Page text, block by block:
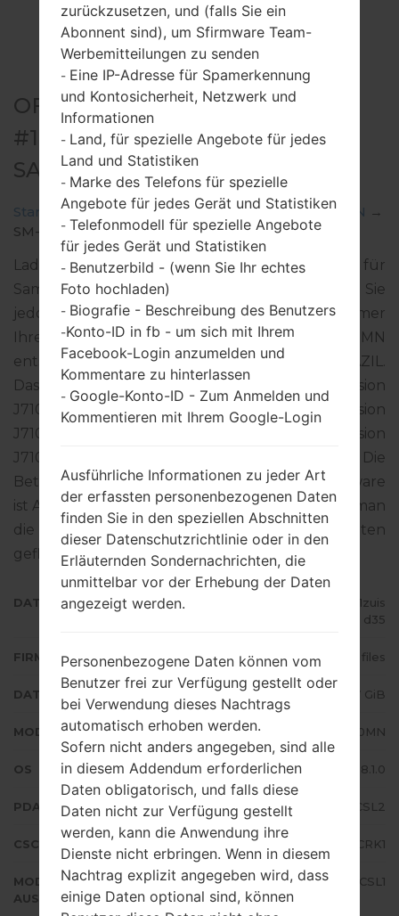
OFFIZIELLER FIRMWARE
#123608 FÜR SM-J710MN -
SAMSUNGGALAXY J7 2016
Startseite →Galaxy J7 2016 →SamsungSM-J710MN →
SM-J710MN_1_20191221015915_jj1zuisd35.zip
Laden Sie das neueste Firmware-Update für
Samsung Galaxy J7 2016 herunter. Vergessen Sie
jedoch nicht zu überprüfen, ob die Modellnummer
Ihres Smartphones dem angegebenen SM-J710MN
entspricht. Der Firmware-Code ZTO ist für BRAZIL.
Das Produkt wird mit der PDA-Version
J710MNVJS4CSL2 und CSC-Version
J710MNZTO4CRK1, MODEM-Version
J710MNUBS4CSL1 geliefert. Die
Betriebssystemversion der angegebenen Firmware
ist Android Oreo 8.1.0. Detalierte Anleitung, wie man
die Standart - Firmware auf Samsung-Geräten
geflascht wird, gibt es hier
DATEINAME
SM-J710MN_1_20191221015915_jj1zuis
d35
FIRMWARE TYP 4 files
DATEIGRÖSSE 1.57 GiB
MODELL Samsung SM-J710MN
OS Android Oreo 8.1.0
PDA/AP AUSFÜHRUNG J710MNVJS4CSL2
CSC AUSFÜHRUNG J710MNZTO4CRK1
MODEM/CP
AUSFÜHRUNG
J710MNUBS4CSL1
zurückzusetzen, und (falls Sie ein
Abonnent sind), um Sfirmware Team-
Werbemitteilungen zu senden
- Eine IP-Adresse für Spamerkennung
und Kontosicherheit, Netzwerk und
Informationen
- Land, für spezielle Angebote für jedes
Land und Statistiken
- Marke des Telefons für spezielle
Angebote für jedes Gerät und Statistiken
- Telefonmodell für spezielle Angebote
für jedes Gerät und Statistiken
- Benutzerbild - (wenn Sie Ihr echtes
Foto hochladen)
- Biografie - Beschreibung des Benutzers
-Konto-ID in fb - um sich mit Ihrem
Facebook-Login anzumelden und
Kommentare zu hinterlassen
- Google-Konto-ID - Zum Anmelden und
Kommentieren mit Ihrem Google-Login
Ausführliche Informationen zu jeder Art
der erfassten personenbezogenen Daten
finden Sie in den speziellen Abschnitten
dieser Datenschutzrichtlinie oder in den
Erläuternden Sondernachrichten, die
unmittelbar vor der Erhebung der Daten
angezeigt werden.
Personenbezogene Daten können vom
Benutzer frei zur Verfügung gestellt oder
bei Verwendung dieses Nachtrags
automatisch erhoben werden.
Sofern nicht anders angegeben, sind alle
in diesem Addendum erforderlichen
Daten obligatorisch, und falls diese
Daten nicht zur Verfügung gestellt
werden, kann die Anwendung ihre
Dienste nicht erbringen. Wenn in diesem
Nachtrag explizit angegeben wird, dass
einige Daten optional sind, können